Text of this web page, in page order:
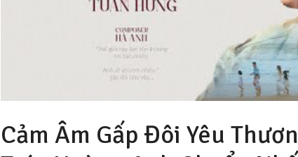
Cảm Âm Gấp Đôi Yêu